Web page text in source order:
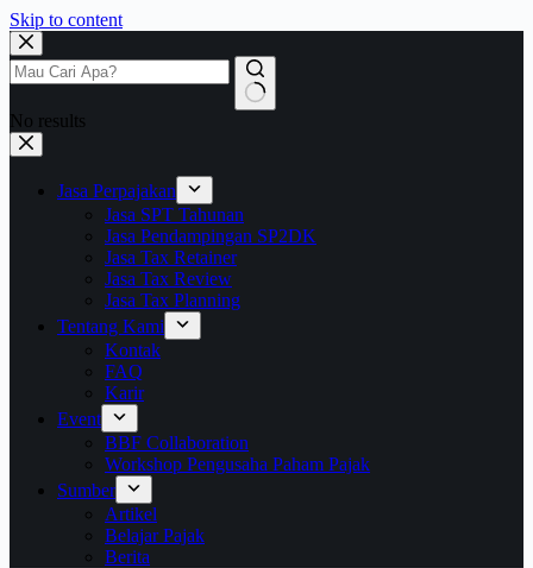
Skip to content
No results
Jasa Perpajakan
Jasa SPT Tahunan
Jasa Pendampingan SP2DK
Jasa Tax Retainer
Jasa Tax Review
Jasa Tax Planning
Tentang Kami
Kontak
FAQ
Karir
Event
BBF Collaboration
Workshop Pengusaha Paham Pajak
Sumber
Artikel
Belajar Pajak
Berita